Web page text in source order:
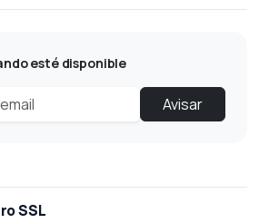
esté disponible
Avisar
SSL